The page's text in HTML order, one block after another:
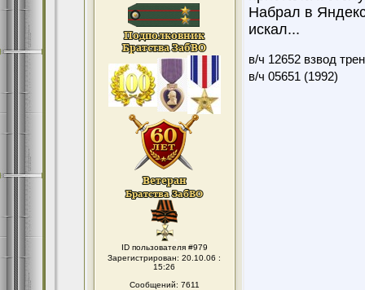
ID пользователя #979
Зарегистрирован: 20.10.06 :
15:26
Сообщений: 7611
Набрал в
искал...
в/ч 12652 взвод
в/ч 05651 (1992)